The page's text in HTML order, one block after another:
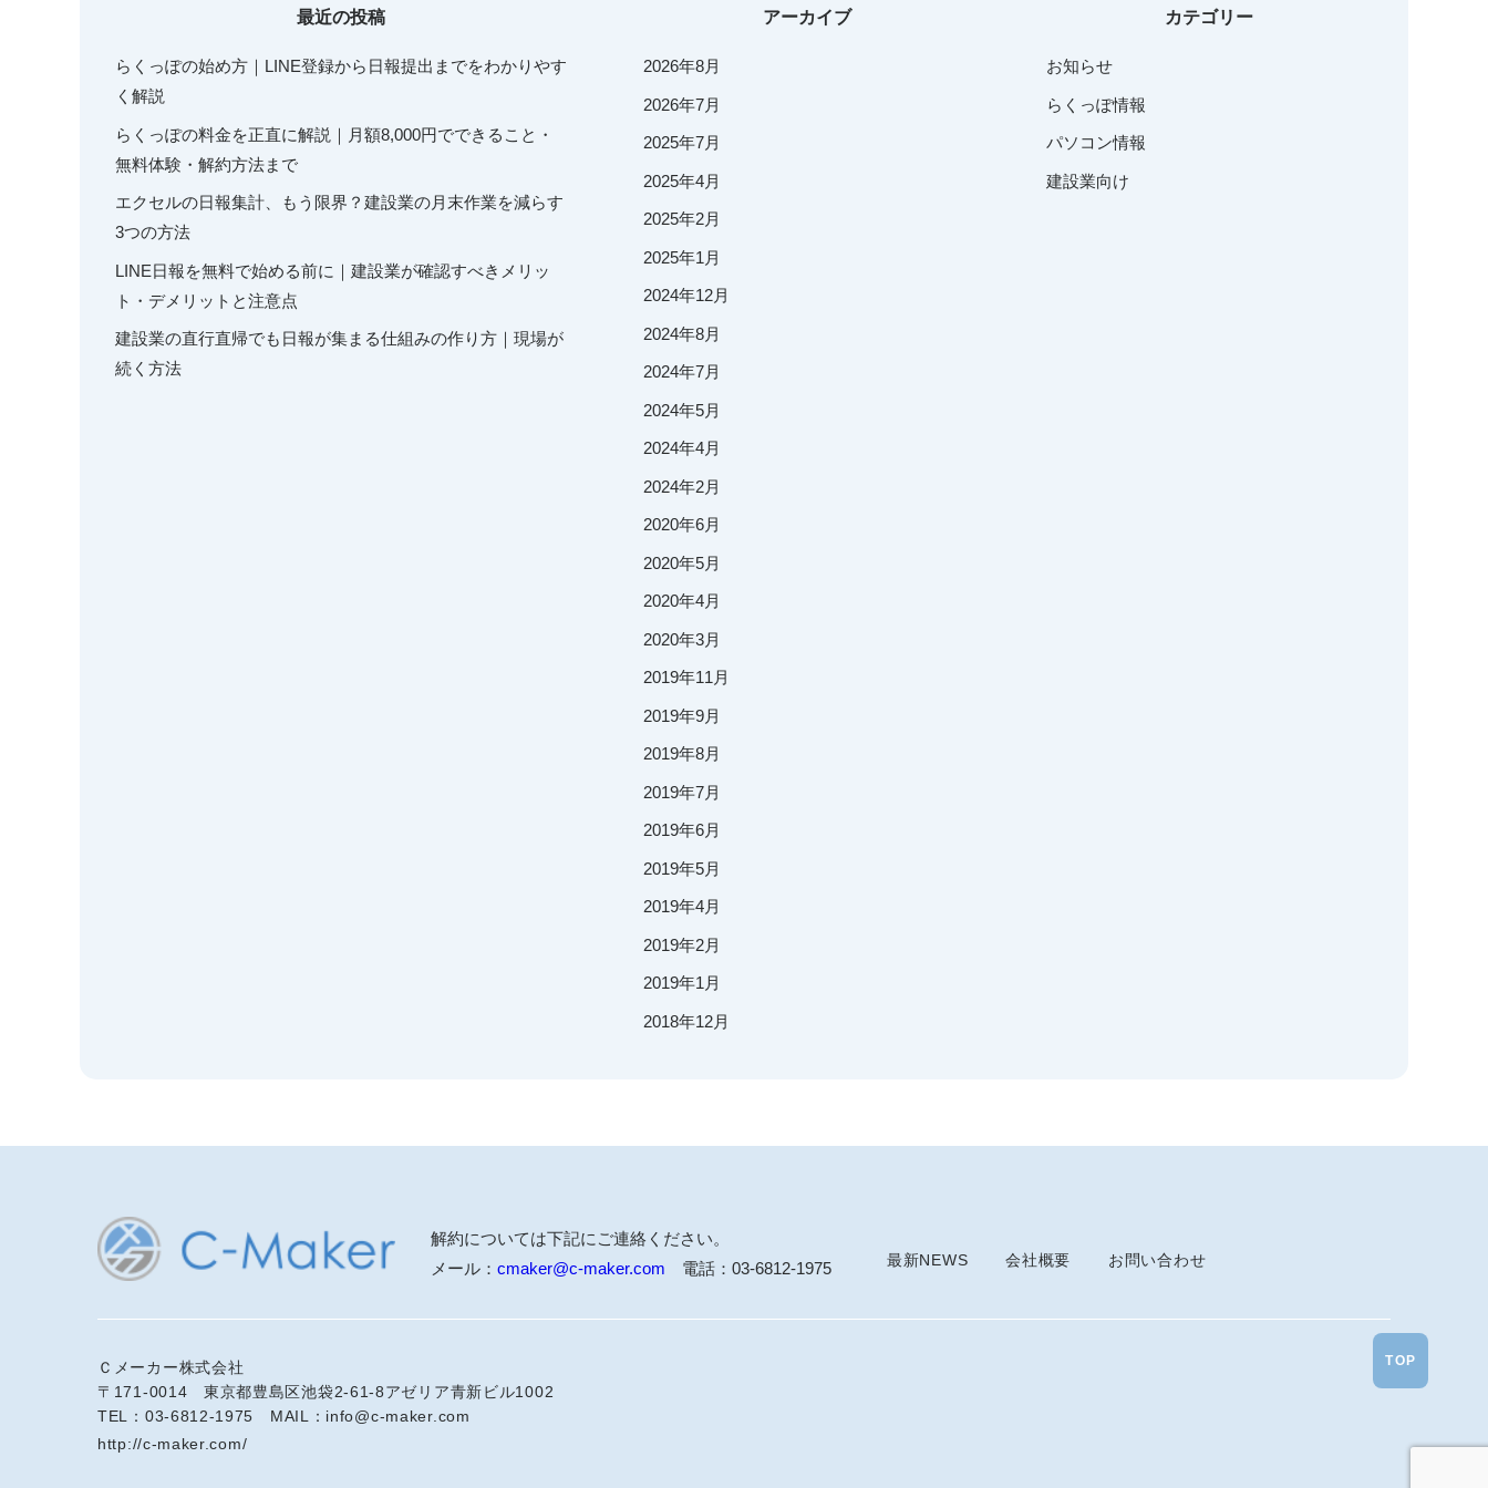
最近の投稿
らくっぽの始め方｜LINE登録から日報提出までをわかりやす
く解説
らくっぽの料金を正直に解説｜月額8,000円でできること・
無料体験・解約方法まで
エクセルの日報集計、もう限界？建設業の月末作業を減らす
3つの方法
LINE日報を無料で始める前に｜建設業が確認すべきメリッ
ト・デメリットと注意点
建設業の直行直帰でも日報が集まる仕組みの作り方｜現場が
続く方法
アーカイブ
2026年8月
2026年7月
2025年7月
2025年4月
2025年2月
2025年1月
2024年12月
2024年8月
2024年7月
2024年5月
2024年4月
2024年2月
2020年6月
2020年5月
2020年4月
2020年3月
2019年11月
2019年9月
2019年8月
2019年7月
2019年6月
2019年5月
2019年4月
2019年2月
2019年1月
2018年12月
カテゴリー
お知らせ
らくっぽ情報
パソコン情報
建設業向け
TOP
解約については下記にご連絡ください。
メール： cmaker@c-maker.com 電話：03-6812-1975 最新NEWS 会社概要 お問い合わせ
Ｃメーカー株式会社
〒171-0014 東京都豊島区池袋2-61-8アゼリア青新ビル1002
TEL：03-6812-1975 MAIL：info@c-maker.com
http://c-maker.com/